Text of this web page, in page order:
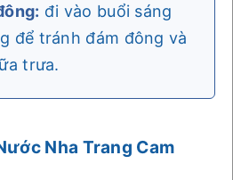
đi vào buổi sáng
để tránh đám đông và
trưa.
Nha Trang Cam